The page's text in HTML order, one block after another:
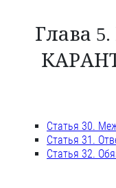
Глава
Статья 30.
Статья 31.
Статья 32.